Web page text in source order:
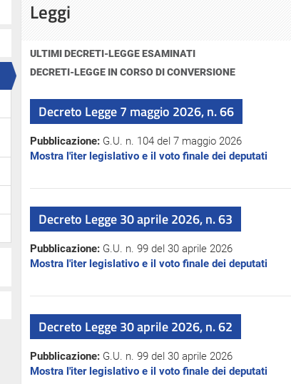
Leggi
ULTIMI DECRETI-LEGGE ESAMINATI
DECRETI-LEGGE IN CORSO DI CONVERSIONE
Decreto Legge 7 maggio 2026, n. 66
Pubblicazione: G.U. n. 104 del 7 maggio 2026
Mostra l'iter legislativo e il voto finale dei deputati
Decreto Legge 30 aprile 2026, n. 63
Pubblicazione: G.U. n. 99 del 30 aprile 2026
Mostra l'iter legislativo e il voto finale dei deputati
Decreto Legge 30 aprile 2026, n. 62
Pubblicazione: G.U. n. 99 del 30 aprile 2026
Mostra l'iter legislativo e il voto finale dei deputati